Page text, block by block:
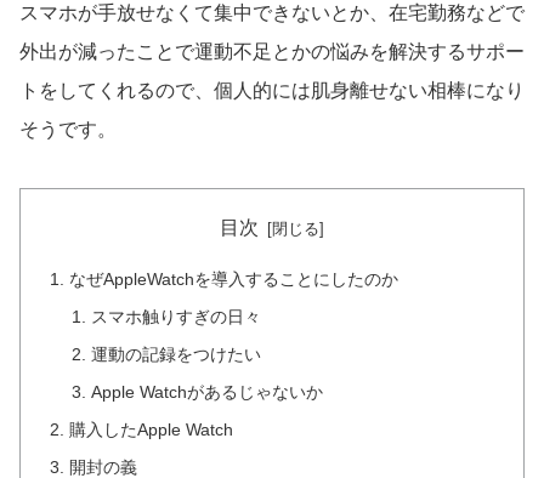
スマホが手放せなくて集中できないとか、在宅勤務などで
外出が減ったことで運動不足とかの悩みを解決するサポー
トをしてくれるので、個人的には肌身離せない相棒になり
そうです。
目次
なぜAppleWatchを導入することにしたのか
スマホ触りすぎの日々
運動の記録をつけたい
Apple Watchがあるじゃないか
購入したApple Watch
開封の義